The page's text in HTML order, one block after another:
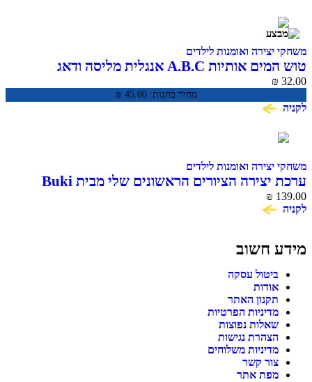
משחקי יצירה ואומנות לילדים
טוש המים אותיות A.B.C אנגלית מליסה ודאג
מחיר בחנות: ₪ 45.00
₪ 32.00
לקניה
משחקי יצירה ואומנות לילדים
ערכת יצירה הציורים הראשונים שלי מבית Buki
₪ 139.00
לקניה
מידע חשוב
ביטול עסקה
אודות
תקנון האתר
מדיניות הפרטיות
שאלות נפוצות
הצהרת נגישות
מדיניות משלוחים
צור קשר
מפת אתר